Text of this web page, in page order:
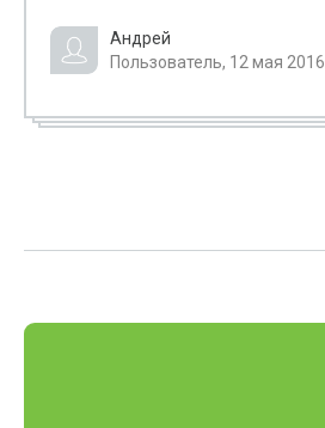
Андрей
Пользователь, 12 мая 2016